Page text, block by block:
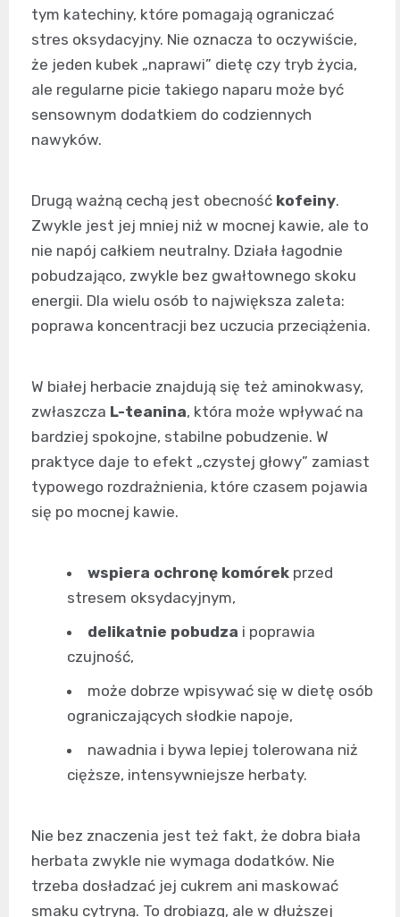
tym katechiny, które pomagają ograniczać
stres oksydacyjny. Nie oznacza to oczywiście,
że jeden kubek „naprawi” dietę czy tryb życia,
ale regularne picie takiego naparu może być
sensownym dodatkiem do codziennych
nawyków.
Drugą ważną cechą jest obecność kofeiny.
Zwykle jest jej mniej niż w mocnej kawie, ale to
nie napój całkiem neutralny. Działa łagodnie
pobudzająco, zwykle bez gwałtownego skoku
energii. Dla wielu osób to największa zaleta:
poprawa koncentracji bez uczucia przeciążenia.
W białej herbacie znajdują się też aminokwasy,
zwłaszcza L-teanina, która może wpływać na
bardziej spokojne, stabilne pobudzenie. W
praktyce daje to efekt „czystej głowy” zamiast
typowego rozdrażnienia, które czasem pojawia
się po mocnej kawie.
wspiera ochronę komórek przed
stresem oksydacyjnym,
delikatnie pobudza i poprawia
czujność,
może dobrze wpisywać się w dietę osób
ograniczających słodkie napoje,
nawadnia i bywa lepiej tolerowana niż
cięższe, intensywniejsze herbaty.
Nie bez znaczenia jest też fakt, że dobra biała
herbata zwykle nie wymaga dodatków. Nie
trzeba dosładzać jej cukrem ani maskować
smaku cytryną. To drobiazg, ale w dłuższej